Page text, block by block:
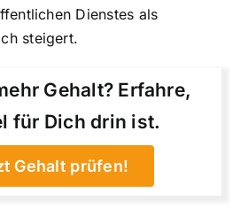
Dienstes als
steigert.
Gehalt? Erfahre,
für Dich drin ist.
Gehalt prüfen!